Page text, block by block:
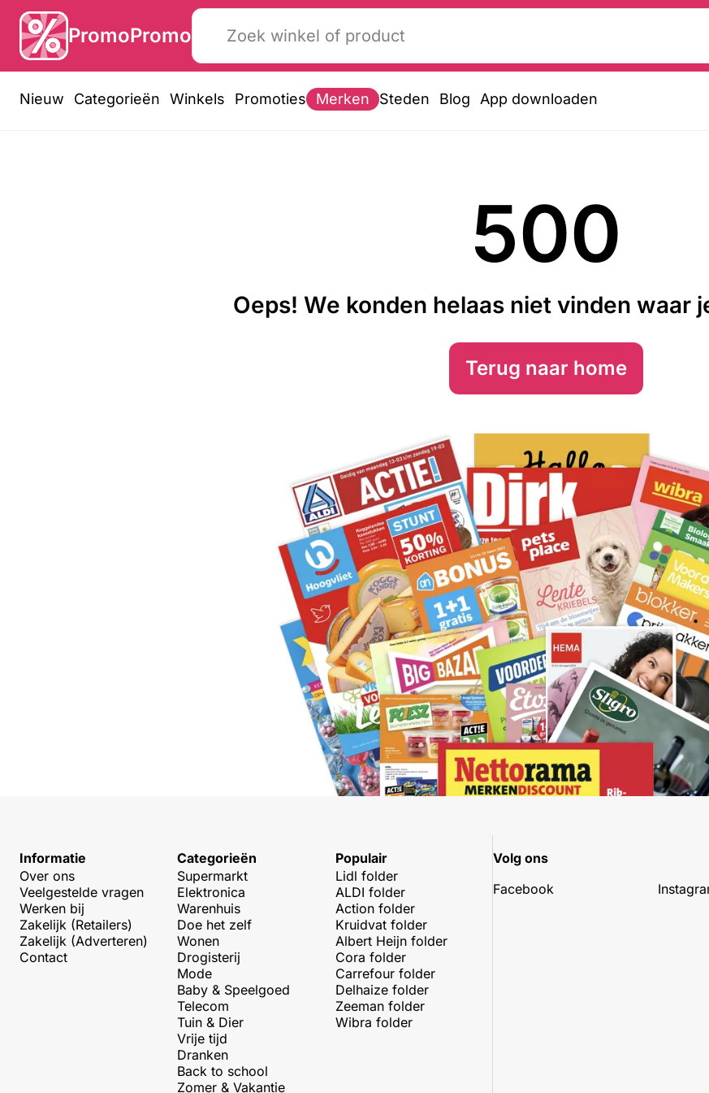
PromoPromo
Nieuw Categorieën Winkels Promoties Merken Steden Blog App downloaden
500
Oeps! We konden helaas niet vinden waar
Terug naar home
Informatie
Over ons
Veelgestelde vragen
Werken bij
Zakelijk (Retailers)
Zakelijk (Adverteren)
Contact
Categorieën
Supermarkt
Elektronica
Warenhuis
Doe het zelf
Wonen
Drogisterij
Mode
Baby & Speelgoed
Telecom
Tuin & Dier
Vrije tijd
Dranken
Back to school
Zomer & Vakantie
Populair
Lidl folder
ALDI folder
Action folder
Kruidvat folder
Albert Heijn folder
Cora folder
Carrefour folder
Delhaize folder
Zeeman folder
Wibra folder
Volg ons
Facebook